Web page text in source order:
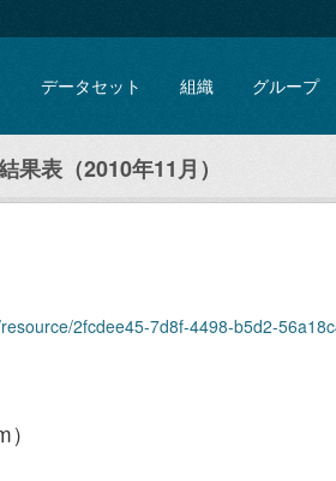
データセット 組織 グループ
果表（2010年11月）
7d8f-4498-b5d2-56a18c4c0dc6/